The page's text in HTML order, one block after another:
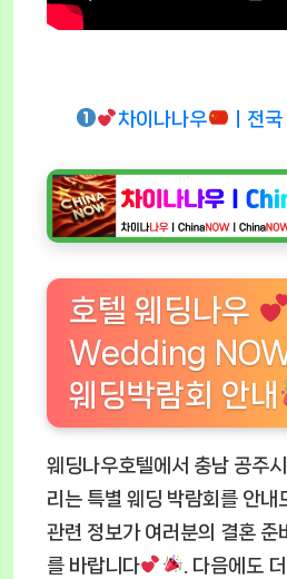
차이나나우 ㅣ전
호텔 웨딩나우
Wedding
웨딩박람회 안내
웨딩나우호텔에서 충남 공주
리는 특별 웨딩 박람회를 안내
관련 정보가 여러분의 결혼 준
를 바랍니다
. 다음에도